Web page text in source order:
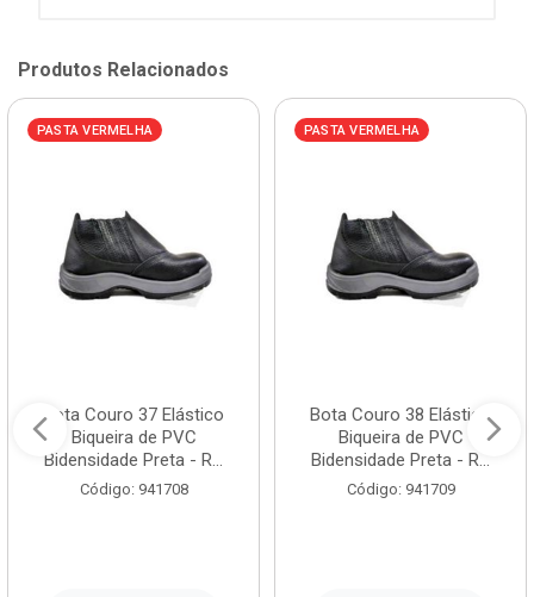
Produtos Relacionados
PASTA VERMELHA
Bota Couro 37 Elástico
Biqueira de PVC
Bidensidade Preta - R...
Código: 941708
PASTA VERMELHA
Bota Couro 38 Elástico
Biqueira de PVC
Bidensidade Preta - R...
Código: 941709